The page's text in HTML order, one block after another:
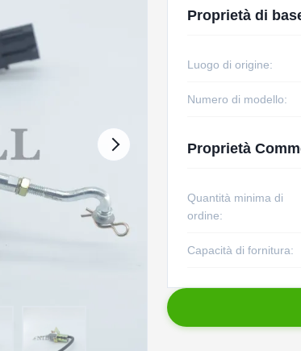
Proprietà di
Luogo di origine:
Numero di modello:
Proprietà
Quantità minima di
ordine:
Capacità di fornitura: